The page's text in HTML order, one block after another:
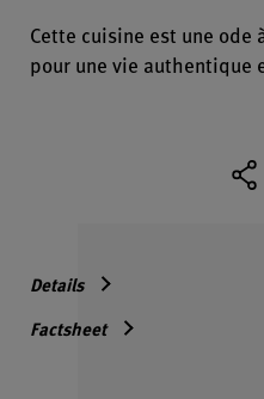
Cette cuisine est une ode
pour une vie
Details
Factsheet